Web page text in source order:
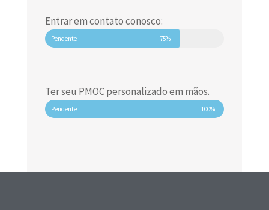
Entrar em contato conosco:
Pendente 75%
Ter seu PMOC personalizado em mãos.
Pendente 100%